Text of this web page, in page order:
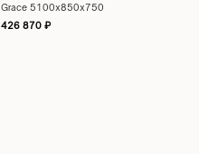
Grace 5100х850х750
426 870 ₽